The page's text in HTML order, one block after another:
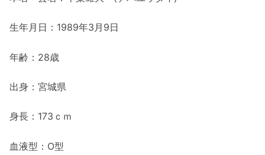
生年月日：1989年3月9日
年齢：28歳
出身：宮城県
身長：173ｃｍ
血液型：O型